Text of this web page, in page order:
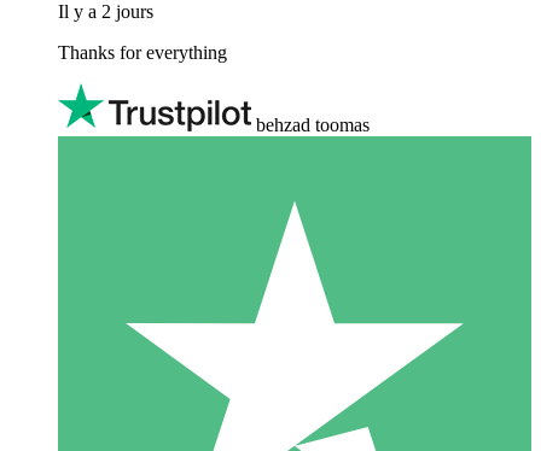
Il y a 2 jours
Thanks for everything
behzad toomas